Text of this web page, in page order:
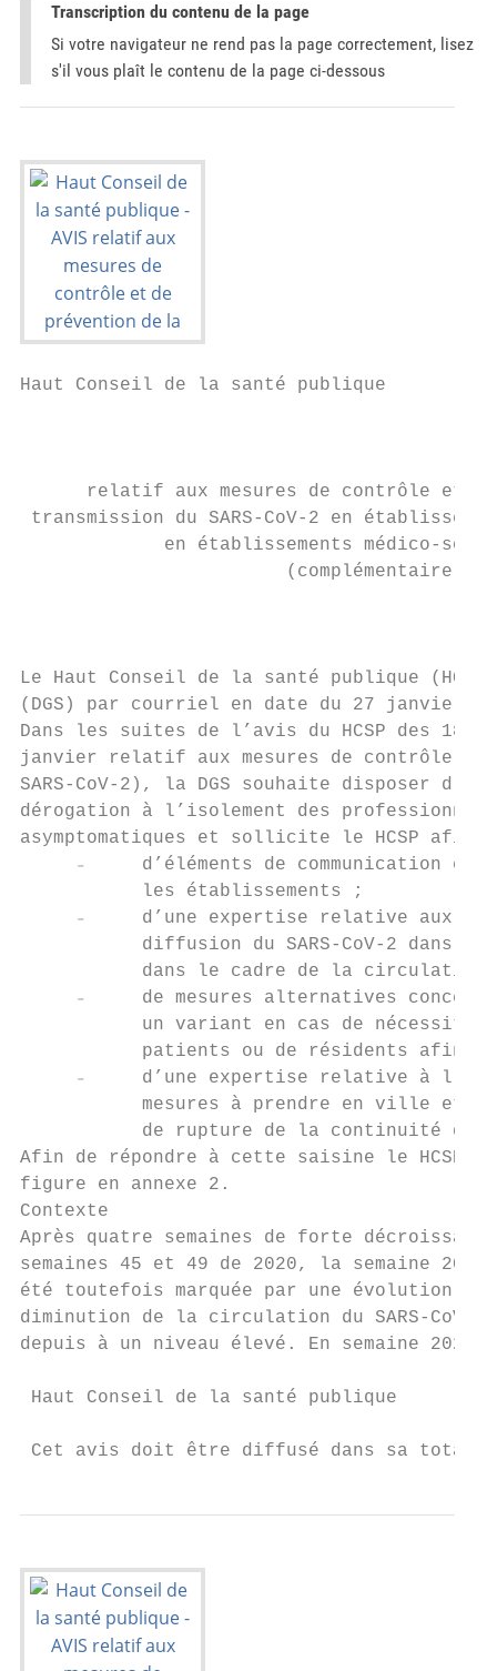
Transcription du contenu de la page
Si votre navigateur ne rend pas la page correctement, lisez
s'il vous plaît le contenu de la page ci-dessous
Haut Conseil de la santé publique
relatif aux mesures de contrôle et
transmission du SARS-CoV-2 en
en établissements médico-
(complémentaire à
Le Haut Conseil de la santé publique
(DGS) par courriel en date du 27 janvier
Dans les suites de l’avis du HCSP des 18
janvier relatif aux mesures de contrôle et
SARS-CoV-2), la DGS souhaite disposer
dérogation à l’isolement des
asymptomatiques et sollicite le HCSP afin
₋     d’éléments de communication et
           les établissements ;
₋     d’une expertise relative aux
diffusion du SARS-CoV-2 dans
dans le cadre de la circulation
₋     de mesures alternatives
un variant en cas de nécessité
patients ou de résidents afin
₋     d’une expertise relative à
mesures à prendre en ville et
de rupture de la continuité
Afin de répondre à cette saisine le HCSP
figure en annexe 2.
Contexte
Après quatre semaines de forte
semaines 45 et 49 de 2020, la semaine
été toutefois marquée par une évolution
diminution de la circulation du SARS-CoV-
depuis à un niveau élevé. En semaine
Haut Conseil de la santé publique
Cet avis doit être diffusé dans sa